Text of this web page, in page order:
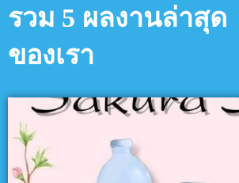
รวม 5 ผลงานล่าสุด
ของเรา